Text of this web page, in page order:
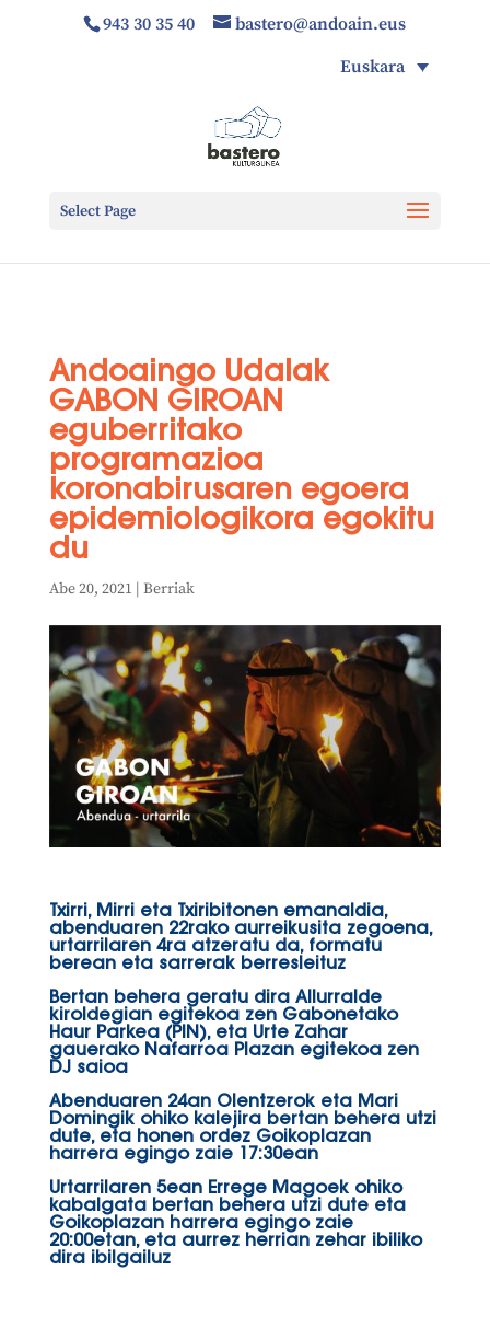
943 30 35 40
bastero@andoain.eus
Euskara
Select Page
Andoaingo Udalak
GABON GIROAN
eguberritako
programazioa
koronabirusaren egoera
epidemiologikora egokitu
du
Abe 20, 2021 | Berriak
Txirri, Mirri eta Txiribitonen emanaldia,
abenduaren 22rako aurreikusita zegoena,
urtarrilaren 4ra atzeratu da, formatu
berean eta sarrerak berresleituz
Bertan behera geratu dira Allurralde
kiroldegian egitekoa zen Gabonetako
Haur Parkea (PIN), eta Urte Zahar
gauerako Nafarroa Plazan egitekoa zen
DJ saioa
Abenduaren 24an Olentzerok eta Mari
Domingik ohiko kalejira bertan behera utzi
dute, eta honen ordez Goikoplazan
harrera egingo zaie 17:30ean
Urtarrilaren 5ean Errege Magoek ohiko
kabalgata bertan behera utzi dute eta
Goikoplazan harrera egingo zaie
20:00etan, eta aurrez herrian zehar ibiliko
dira ibilgailuz